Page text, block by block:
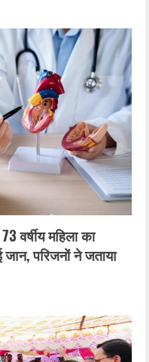
वर्षीय महिला का
परिजनों ने जताया